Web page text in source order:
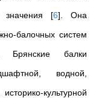
значения [6] . Она
балочных систем
Брянские балки
водной,
культурной